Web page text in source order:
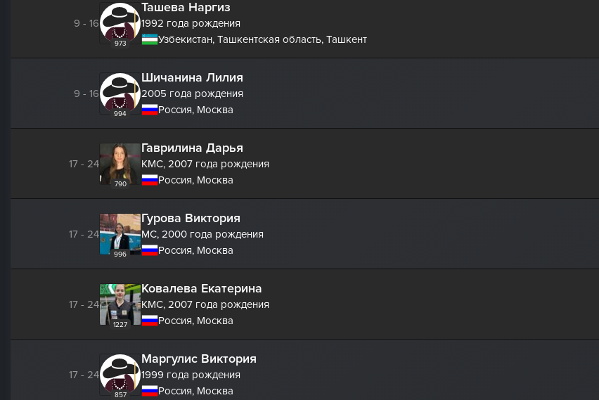
9 - 16
973
Ташева Наргиз
1992 года рождения
Узбекистан, Ташкентская область, Ташкент
9 - 16
994
Шичанина Лилия
2005 года рождения
Россия, Москва
17 - 24
790
Гаврилина Дарья
КМС, 2007 года рождения
Россия, Москва
17 - 24
996
Гурова Виктория
МС, 2000 года рождения
Россия, Москва
17 - 24
1227
Ковалева Екатерина
КМС, 2007 года рождения
Россия, Москва
17 - 24
857
Маргулис Виктория
1999 года рождения
Россия, Москва